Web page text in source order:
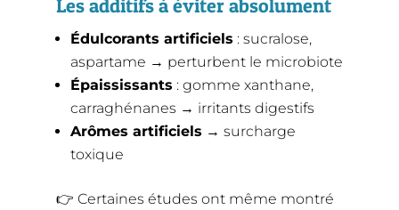
Les additifs à éviter absolument
Édulcorants artificiels : sucralose,
aspartame → perturbent le microbiote
Épaississants : gomme xanthane,
carraghénanes → irritants digestifs
Arômes artificiels → surcharge
toxique
👉 Certaines études ont même montré